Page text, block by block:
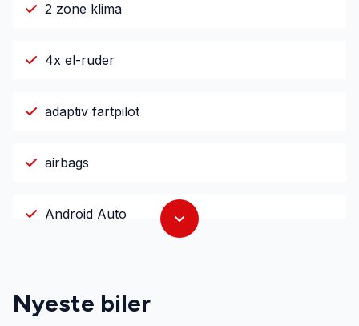
2 zone klima
4x el-ruder
adaptiv fartpilot
airbags
Android Auto
antispin
Nyeste biler